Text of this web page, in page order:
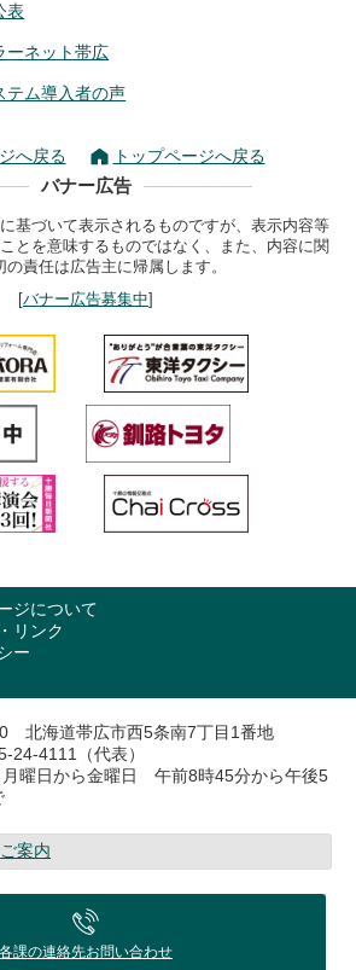
表
ーネット帯広
テム導入者の声
へ戻る トップページへ戻る
バナー広告
基づいて表示されるものですが、表示内容等
とを意味するものではなく、また、内容に関
の責任は広告主に帰属します。
[バナー広告募集中]
ジについて
リンク
ー
北海道帯広市西5条南7丁目1番地
24-4111（代表）
月曜日から金曜日 午前8時45分から午後5
案内
各課の連絡先お問い合わせ